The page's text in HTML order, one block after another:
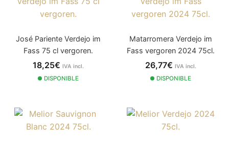
José Pariente Verdejo im
Fass 75 cl vergoren.
18,25€ IVA incl.
DISPONIBLE
Matarromera Verdejo im
Fass vergoren 2024 75cl.
26,77€ IVA incl.
DISPONIBLE